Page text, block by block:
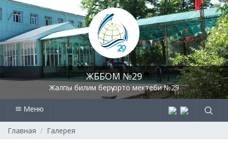
ЖББОМ №29
Жалпы билим берүү орто мектеби №29
Меню
Главная Галерея